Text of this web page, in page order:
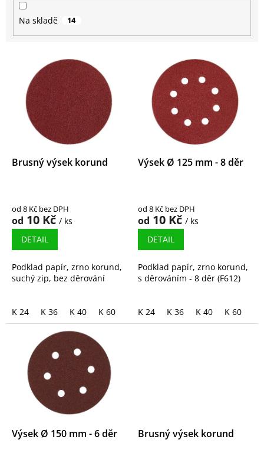
Na skladě 14
d
ů
Brusný výsek korund
od 8 Kč bez DPH
od 10 Kč / ks
DETAIL
Podklad papír, zrno korund,
suchý zip, bez děrování
K 24 K 36 K 40 K 60 K 80 K100 K120 K150
Výsek Ø 125 mm - 8 děr
od 8 Kč bez DPH
od 10 Kč / ks
DETAIL
Podklad papír, zrno korund,
s děrováním - 8 děr (F612)
K 24 K 36 K 40 K 60
Výsek Ø 150 mm - 6 děr Brusný výsek korund